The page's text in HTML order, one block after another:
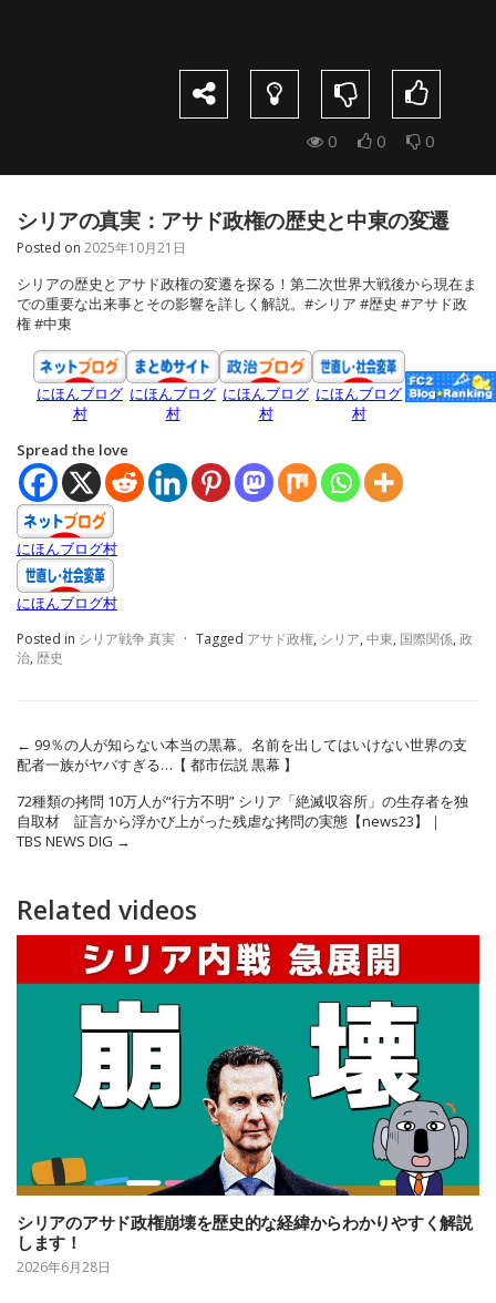
0 0 0
シリアの真実：アサド政権の歴史と中東の変遷
Posted on 2025年10月21日
シリアの歴史とアサド政権の変遷を探る！第二次世界大戦後から現在ま
での重要な出来事とその影響を詳しく解説。#シリア #歴史 #アサド政
権 #中東
にほんブログ
村
にほんブログ
村
にほんブログ
村
にほんブログ
村
Spread the love
にほんブログ村
にほんブログ村
Posted in シリア戦争 真実 · Tagged アサド政権, シリア, 中東, 国際関係, 政
治, 歴史
← 99％の人が知らない本当の黒幕。名前を出してはいけない世界の支
配者一族がヤバすぎる…【 都市伝説 黒幕 】
72種類の拷問 10万人が“行方不明” シリア「絶滅収容所」の生存者を独
自取材 証言から浮かび上がった残虐な拷問の実態【news23】｜
TBS NEWS DIG →
Related videos
シリアのアサド政権崩壊を歴史的な経緯からわかりやすく解説
します！
2026年6月28日